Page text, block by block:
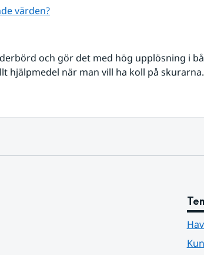
värden?
och gör det med hög upplösning i
hjälpmedel när man vill ha koll på skurarna.